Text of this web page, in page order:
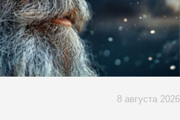
8 августа 2026